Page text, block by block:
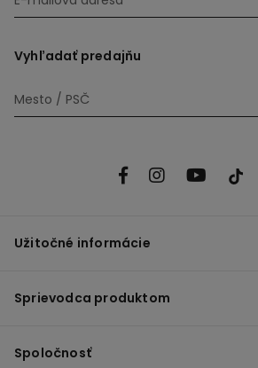
Vyhľadať predajňu
Užitočné informácie
Sprievodca produktom
Spoločnosť